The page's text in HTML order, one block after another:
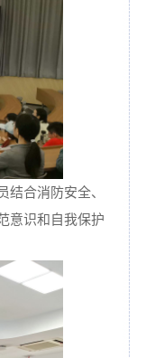
合消防安全、
意识和自我保护